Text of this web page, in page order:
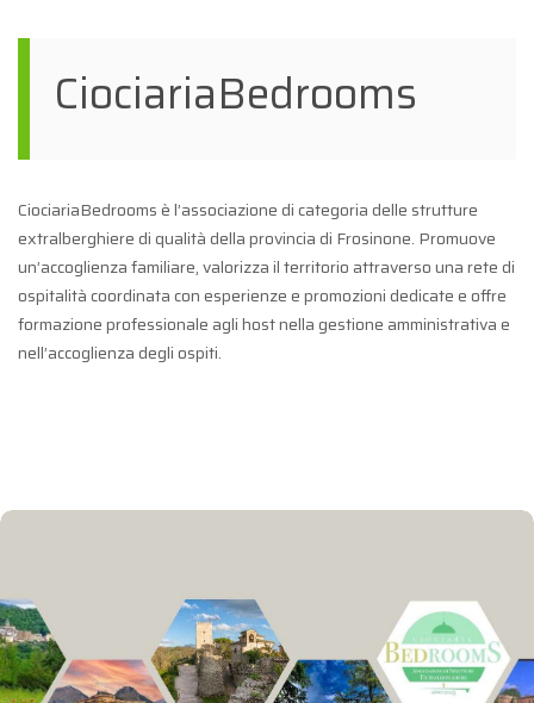
CiociariaBedrooms
CiociariaBedrooms è l’associazione di categoria delle strutture
extralberghiere di qualità della provincia di Frosinone. Promuove
un’accoglienza familiare, valorizza il territorio attraverso una rete di
ospitalità coordinata con esperienze e promozioni dedicate e offre
formazione professionale agli host nella gestione amministrativa e
nell’accoglienza degli ospiti.